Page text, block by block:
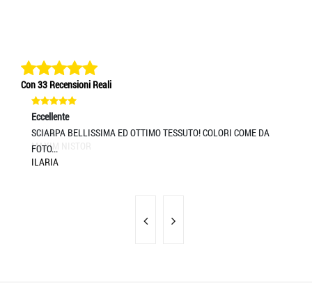
Con 33 Recensioni Reali
Eccellente
SCIARPA BELLISSIMA ED OTTIMO TESSUTO! COLORI COME DA
FOTO...
ILARIA